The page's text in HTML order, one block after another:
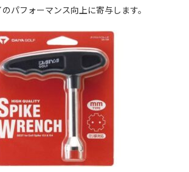
パフォーマンス向上に寄与します。